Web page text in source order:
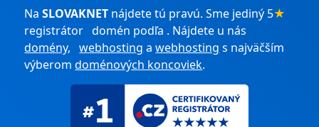
NaSLOVAKNET nájdete tú pravú. Sme jediný 5★
registrátor domén podľa . Nájdete u nás
domény,webhosting awebhosting s najväčším
výberomdoménových koncoviek.